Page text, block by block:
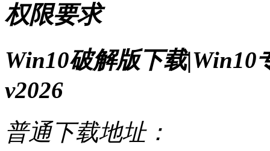
权限要求
Win10破解版下载
v2026
普通下载地址：